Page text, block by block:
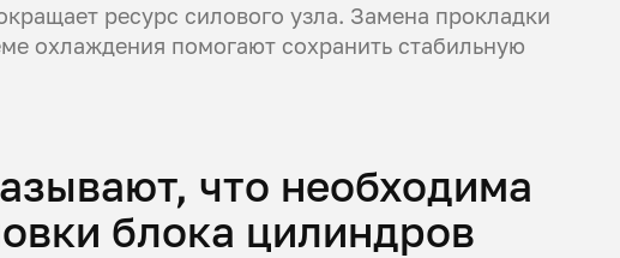
ресурс силового узла. Замена прокладки
охлаждения помогают сохранить стабильную
что необходима
блока цилиндров